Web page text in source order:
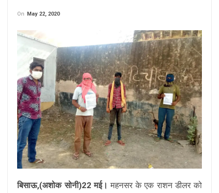
On May 22, 2020
बिसाऊ,(अशोक सोनी)22 मई। महनसर के एक राशन डीलर को